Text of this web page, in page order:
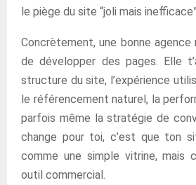
le piège du site “joli mais
Concrètement, une bonne
de développer des pages. Elle
structure du site, l’expérience
le référencement naturel, la
parfois même la stratégie de
change pour toi, c’est que ton
comme une simple vitrine, mais
outil commercial.